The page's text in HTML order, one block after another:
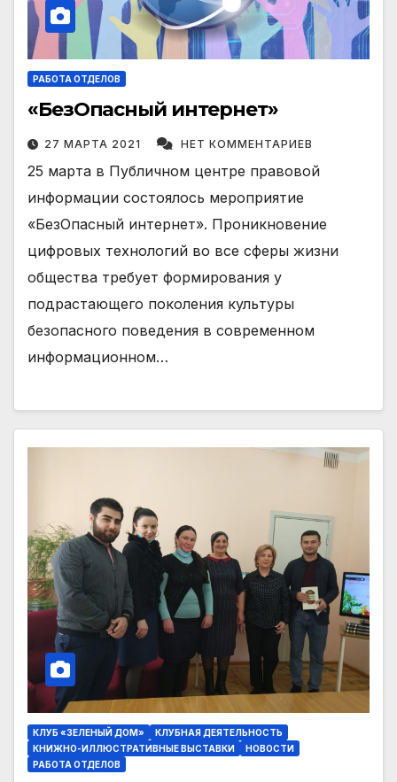
РАБОТА ОТДЕЛОВ
«БезОпасный интернет»
27 МАРТА 2021 НЕТ КОММЕНТАРИЕВ
25 марта в Публичном центре правовой
информации состоялось мероприятие
«БезОпасный интернет». Проникновение
цифровых технологий во все сферы жизни
общества требует формирования у
подрастающего поколения культуры
безопасного поведения в современном
информационном…
КЛУБ «ЗЕЛЕНЫЙ ДОМ»
КЛУБНАЯ ДЕЯТЕЛЬНОСТЬ
КНИЖНО-ИЛЛЮСТРАТИВНЫЕ ВЫСТАВКИ
НОВОСТИ
РАБОТА ОТДЕЛОВ